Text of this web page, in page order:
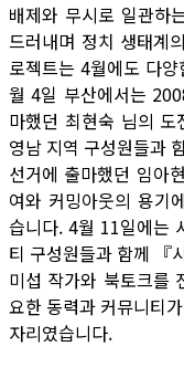
배제와 무시로 일관하
드러내며 정치 생태계
로젝트는 4월에도 다
월 4일 부산에서는
마했던 최현숙 님의
영남 지역 구성원들과
선거에 출마했던 임아
여와 커밍아웃의 용기
습니다. 4월 11일에는
티 구성원들과 함께 『
미섭 작가와 북토크를
요한 동력과 커뮤니티
자리였습니다.